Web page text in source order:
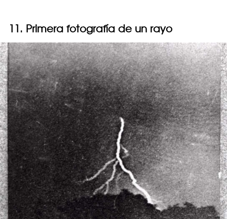
11. Primera fotografía de un rayo